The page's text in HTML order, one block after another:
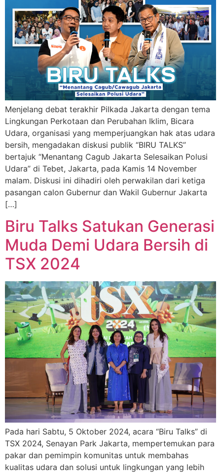
Menjelang debat terakhir Pilkada Jakarta dengan tema
Lingkungan Perkotaan dan Perubahan Iklim, Bicara
Udara, organisasi yang memperjuangkan hak atas udara
bersih, mengadakan diskusi publik “BIRU TALKS”
bertajuk “Menantang Cagub Jakarta Selesaikan Polusi
Udara” di Tebet, Jakarta, pada Kamis 14 November
malam. Diskusi ini dihadiri oleh perwakilan dari ketiga
pasangan calon Gubernur dan Wakil Gubernur Jakarta
[…]
Biru Talks Satukan Generasi
Muda Demi Udara Bersih di
TSX 2024
Pada hari Sabtu, 5 Oktober 2024, acara “Biru Talks” di
TSX 2024, Senayan Park Jakarta, mempertemukan para
pakar dan pemimpin komunitas untuk membahas
kualitas udara dan solusi untuk lingkungan yang lebih